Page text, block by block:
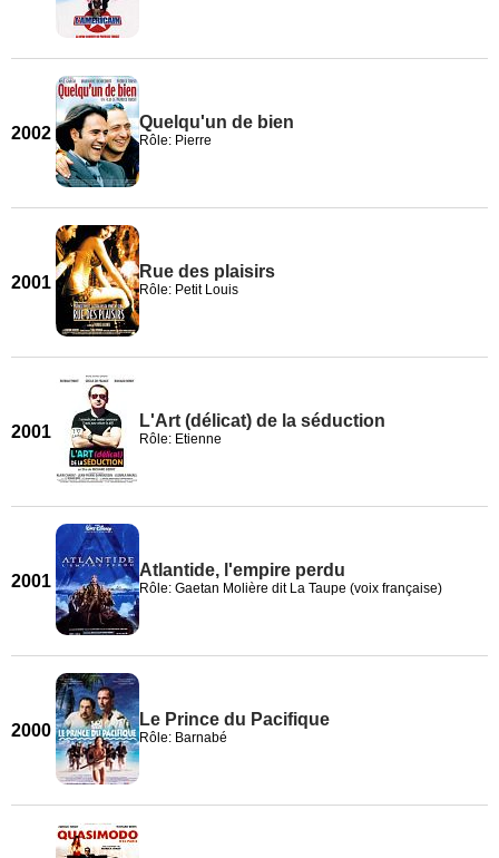
2002
Quelqu'un de bien
Rôle: Pierre
2001
Rue des plaisirs
Rôle: Petit Louis
2001
L'Art (délicat) de la séduction
Rôle: Etienne
2001
Atlantide, l'empire perdu
Rôle: Gaetan Molière dit La Taupe (voix française)
2000
Le Prince du Pacifique
Rôle: Barnabé